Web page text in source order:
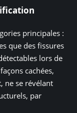
principales :
que des fissures
lors de
cachées,
ne se révélant
par